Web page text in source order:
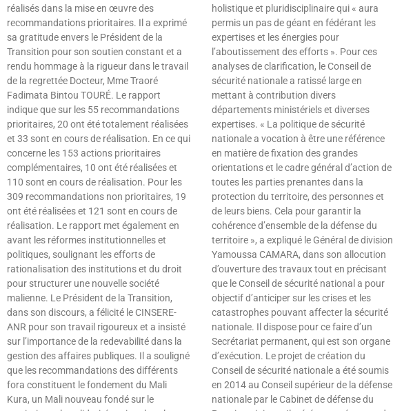
réalisés dans la mise en œuvre des
recommandations prioritaires. Il a exprimé
sa gratitude envers le Président de la
Transition pour son soutien constant et a
rendu hommage à la rigueur dans le travail
de la regrettée Docteur, Mme Traoré
Fadimata Bintou TOURÉ. Le rapport
indique que sur les 55 recommandations
prioritaires, 20 ont été totalement réalisées
et 33 sont en cours de réalisation. En ce qui
concerne les 153 actions prioritaires
complémentaires, 10 ont été réalisées et
110 sont en cours de réalisation. Pour les
309 recommandations non prioritaires, 19
ont été réalisées et 121 sont en cours de
réalisation. Le rapport met également en
avant les réformes institutionnelles et
politiques, soulignant les efforts de
rationalisation des institutions et du droit
pour structurer une nouvelle société
malienne. Le Président de la Transition,
dans son discours, a félicité le CINSERE-
ANR pour son travail rigoureux et a insisté
sur l’importance de la redevabilité dans la
gestion des affaires publiques. Il a souligné
que les recommandations des différents
fora constituent le fondement du Mali
Kura, un Mali nouveau fondé sur le
holistique et pluridisciplinaire qui « aura
permis un pas de géant en fédérant les
expertises et les énergies pour
l’aboutissement des efforts ». Pour ces
analyses de clarification, le Conseil de
sécurité nationale a ratissé large en
mettant à contribution divers
départements ministériels et diverses
expertises. « La politique de sécurité
nationale a vocation à être une référence
en matière de fixation des grandes
orientations et le cadre général d’action de
toutes les parties prenantes dans la
protection du territoire, des personnes et
de leurs biens. Cela pour garantir la
cohérence d’ensemble de la défense du
territoire », a expliqué le Général de division
Yamoussa CAMARA, dans son allocution
d’ouverture des travaux tout en précisant
que le Conseil de sécurité national a pour
objectif d’anticiper sur les crises et les
catastrophes pouvant affecter la sécurité
nationale. Il dispose pour ce faire d’un
Secrétariat permanent, qui est son organe
d’exécution. Le projet de création du
Conseil de sécurité nationale a été soumis
en 2014 au Conseil supérieur de la défense
nationale par le Cabinet de défense du